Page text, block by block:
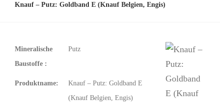
Knauf – Putz: Goldband E (Knauf Belgien, Engis)
Mineralische
Baustoffe :
Putz
Produktname:
Knauf – Putz: Goldband E
(Knauf Belgien, Engis)